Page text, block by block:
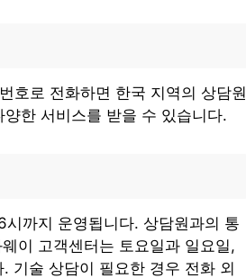
호로 전화하면 한국 지역의 상담원
한 서비스를 받을 수 있습니다.
까지 운영됩니다. 상담원과의 통
이 고객센터는 토요일과 일요일,
기술 상담이 필요한 경우 전화 외